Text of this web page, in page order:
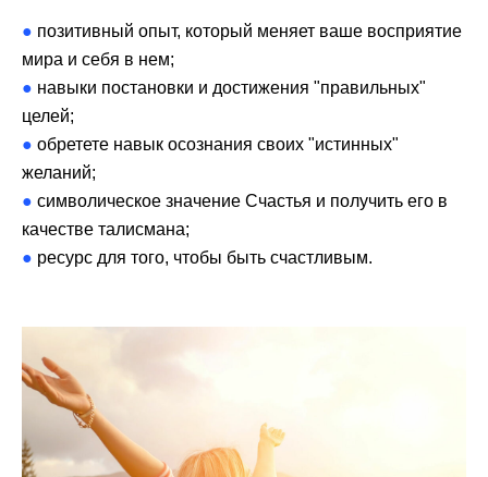
● позитивный опыт, который меняет ваше восприятие
мира и себя в нем;
● навыки постановки и достижения "правильных"
целей;
● обретете навык осознания своих "истинных"
желаний;
● символическое значение Счастья и получить его в
качестве талисмана;
● ресурс для того, чтобы быть счастливым.